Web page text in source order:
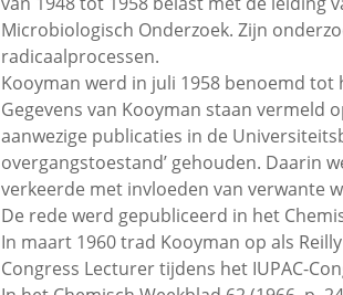
Microbiologisch Onderzoek. Zijn
radicaalprocessen.
Kooyman werd in juli 1958 benoemd
Gegevens van Kooyman staan vermeld
aanwezige publicaties in de
overgangstoestand’ gehouden. Daarin
verkeerde met invloeden van verwante
De rede werd gepubliceerd in het
In maart 1960 trad Kooyman op als
Congress Lecturer tijdens het IUPAC-